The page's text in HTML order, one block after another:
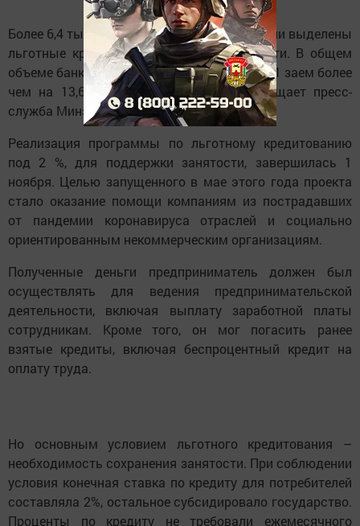
Более 6,4 тыс. предприятий Татарстана были выделены
льготные кредиты на поддержку занятости. В общем
объеме банки республики выдали 6 тыс. 461 заем более
чем на 13,6 млрд рублей. Об этом сообщает пресс-
служба Минэкономики РТ
Реализация программы по льготному кредитованию
под 2 %, для поддержки занятости, завершилась 1
ноября. Целью запущенного в мае этого года проекта
стало оказание помощи компаниям из пострадавших
от пандемии коронавируса отраслей и социально
ориентированным некоммерческим организациям.
Полученные деньги предприниматель должен был
осуществлять для ведения предпринимательской
деятельности, включая выплату заработной платы
сотрудникам. Кроме того, он мог погасить ранее
взятые кредиты, включая беспроцентный кредит на
оплату труда.
Но основным условием льготного кредитования –
необходимость сохранения занятости. При соблюдении
условия конечная ставка по кредиту для потребителей
составляла 2%, остальное субсидировало государство.
Проценты по кредиту не требовали ежемесячного